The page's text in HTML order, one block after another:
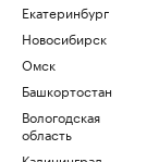
Екатеринбург
Новосибирск
Омск
Башкортостан
Вологодская
область